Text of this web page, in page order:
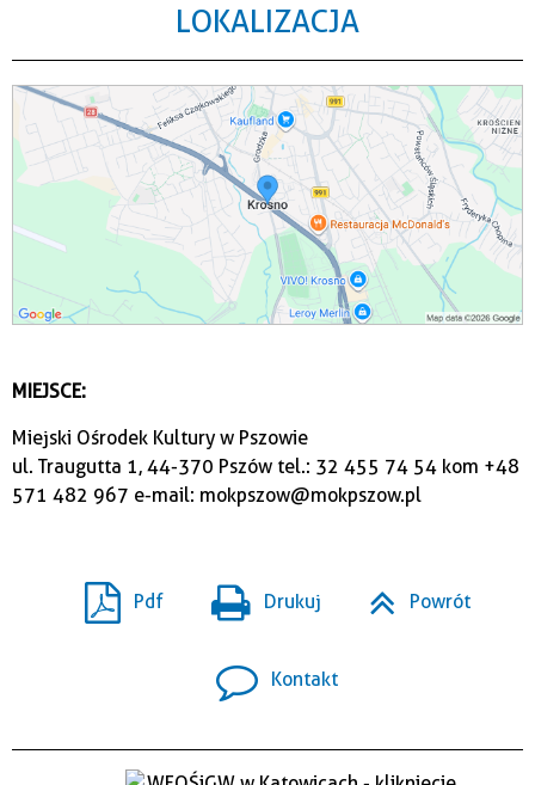
LOKALIZACJA
MIEJSCE:
Miejski Ośrodek Kultury w Pszowie
ul. Traugutta 1, 44-370 Pszów tel.: 32 455 74 54 kom +48
571 482 967 e-mail: mokpszow@mokpszow.pl
Pdf Drukuj Powrót
Kontakt